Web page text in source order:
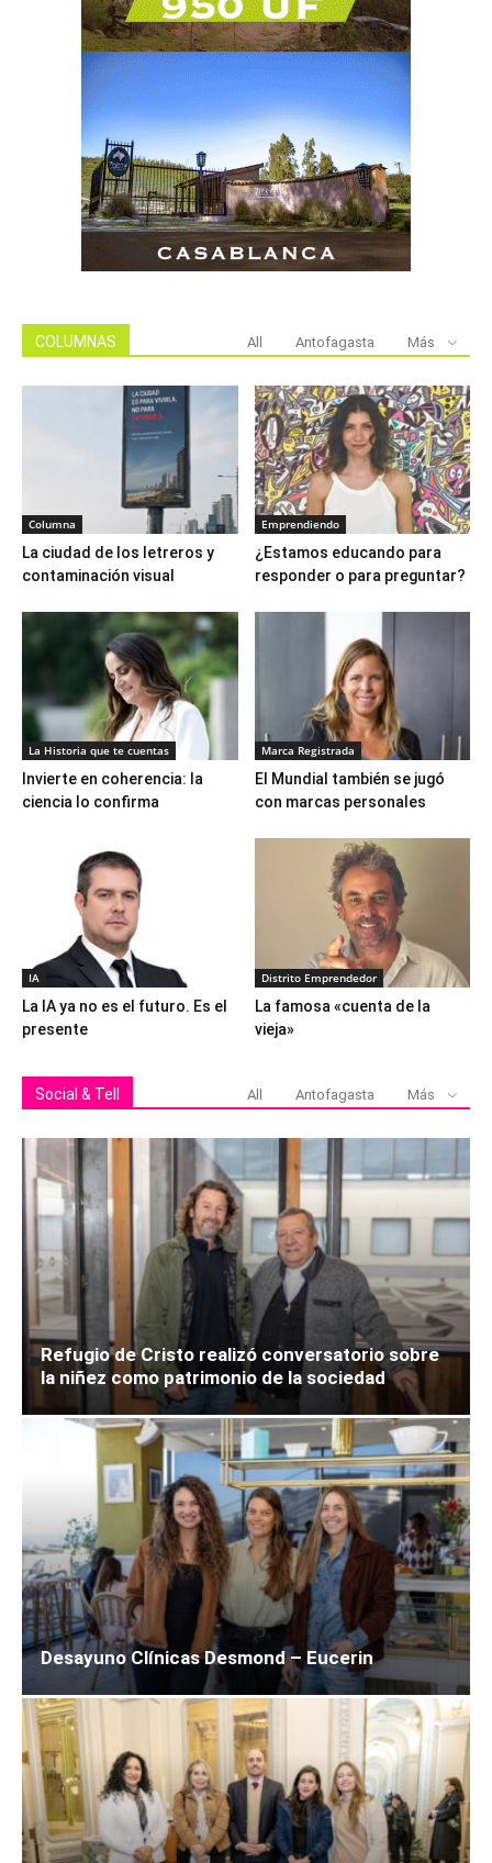
COLUMNAS All Antofagasta Más
Columna
La ciudad de los letreros y
contaminación visual
Emprendiendo
¿Estamos educando para
responder o para preguntar?
La Historia que te cuentas
Invierte en coherencia: la
ciencia lo confirma
Marca Registrada
El Mundial también se jugó
con marcas personales
IA
La IA ya no es el futuro. Es el
presente
Distrito Emprendedor
La famosa «cuenta de la
vieja»
Social & Tell All Antofagasta Más
Refugio de Cristo realizó conversatorio sobre
la niñez como patrimonio de la sociedad
Desayuno Clínicas Desmond – Eucerin